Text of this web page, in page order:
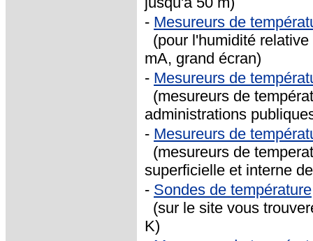
- Mesureurs de
(pour l'humidité
mA, grand écran)
- Mesureurs de
(mesureurs de
administrations
- Mesureurs de
(mesureurs de
superficielle et interne
- Sondes de température
(sur le site vous
K)